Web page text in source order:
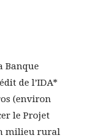
Banque
de l’IDA*
(environ
le Projet
milieu rural